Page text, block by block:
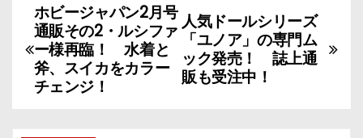
投
稿
ナ
人気ドールシリーズ
「ユノア」の専門ム
ック発売！ 誌上通
販も受注中！
ホビージャパン2月号
通販その2・ルシファ
ー様再臨！ 水着と
斧、スイカをカラー
チェンジ！